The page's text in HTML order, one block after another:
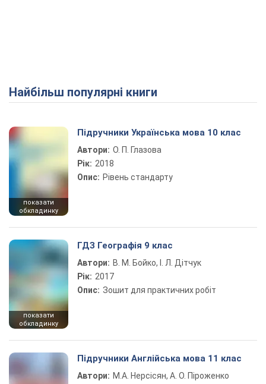
Найбільш популярні книги
показати
обкладинку
Підручники Українська мова 10 клас
Автори: О. П. Глазова
Рік: 2018
Опис: Рівень стандарту
показати
обкладинку
ГДЗ Географія 9 клас
Автори: В. М. Бойко, І. Л. Дітчук
Рік: 2017
Опис: Зошит для практичних робіт
Підручники Англійська мова 11 клас
Автори: М.А. Нерсісян, А. О. Піроженко